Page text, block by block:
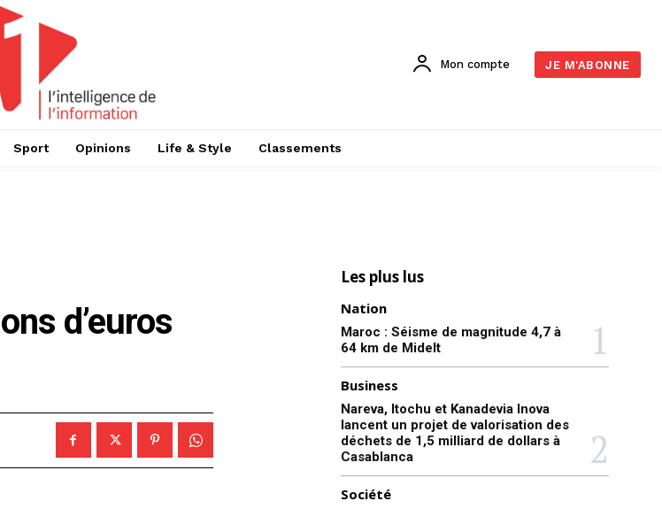
Mon compte JE M'ABONNE
Sport Opinions Life & Style Classements
d’euros
Les plus lus
Nation
Maroc : Séisme de magnitude 4,7 à
64 km de Midelt
Business
Nareva, Itochu et Kanadevia Inova
lancent un projet de valorisation des
déchets de 1,5 milliard de dollars à
Casablanca
Société